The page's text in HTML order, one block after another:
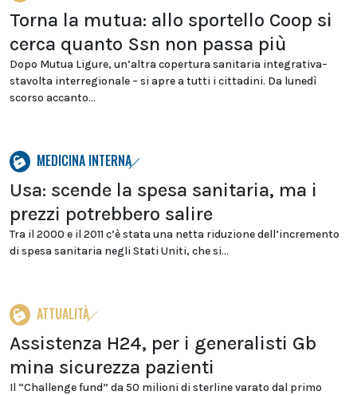
Torna la mutua: allo sportello Coop si
cerca quanto Ssn non passa più
Dopo Mutua Ligure, un’altra copertura sanitaria integrativa–
stavolta interregionale – si apre a tutti i cittadini. Da lunedì
scorso accanto...
MEDICINA INTERNA
Usa: scende la spesa sanitaria, ma i
prezzi potrebbero salire
Tra il 2000 e il 2011 c’è stata una netta riduzione dell’incremento
di spesa sanitaria negli Stati Uniti, che si...
ATTUALITÀ
Assistenza H24, per i generalisti Gb
mina sicurezza pazienti
Il “Challenge fund” da 50 milioni di sterline varato dal primo